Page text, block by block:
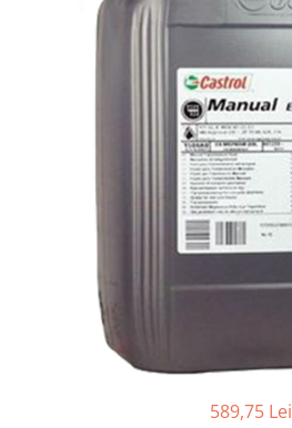
Accesorii spalare si uscare
Spalare si detailing rapid
Decontaminare vopsea
Intretinere barci
Recipiente si pulverizatoare
Genti si accesorii
589,75 Lei